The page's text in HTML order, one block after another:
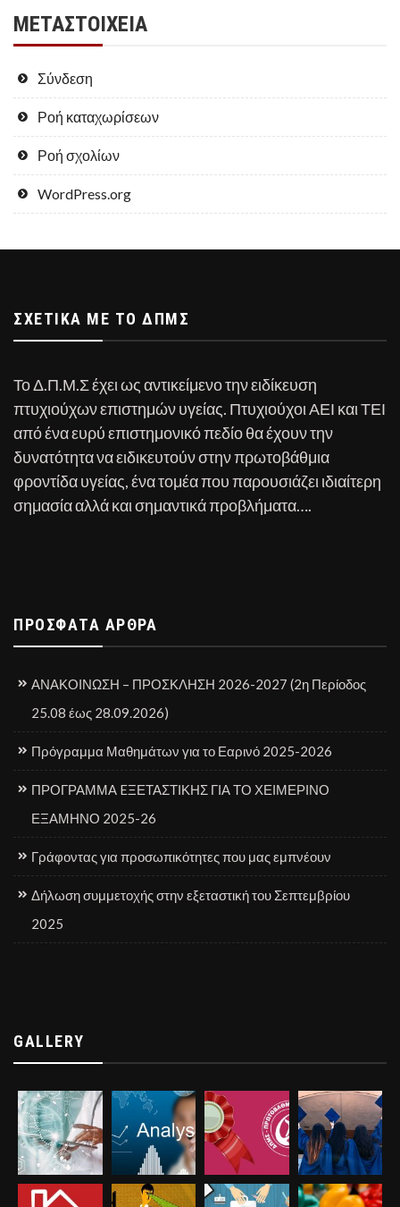
ΜΕΤΑΣΤΟΙΧΕΊΑ
Σύνδεση
Ροή καταχωρίσεων
Ροή σχολίων
WordPress.org
ΣΧΕΤΙΚΆ ΜΕ ΤΟ ΔΠΜΣ
Το Δ.Π.Μ.Σ έχει ως αντικείμενο την ειδίκευση
πτυχιούχων επιστημών υγείας. Πτυχιούχοι ΑΕΙ και ΤΕΙ
από ένα ευρύ επιστημονικό πεδίο θα έχουν την
δυνατότητα να ειδικευτούν στην πρωτοβάθμια
φροντίδα υγείας, ένα τομέα που παρουσιάζει ιδιαίτερη
σημασία αλλά και σημαντικά προβλήματα….
ΠΡΌΣΦΑΤΑ ΆΡΘΡΑ
ΑΝΑΚΟΙΝΩΣΗ – ΠΡΟΣΚΛΗΣΗ 2026-2027 (2η Περίοδος
25.08 έως 28.09.2026)
Πρόγραμμα Μαθημάτων για το Εαρινό 2025-2026
ΠΡΟΓΡΑΜΜΑ EΞΕΤΑΣΤΙΚΗΣ ΓΙΑ ΤΟ ΧΕΙΜΕΡΙΝΟ
ΕΞΑΜΗΝΟ 2025-26
Γράφοντας για προσωπικότητες που μας εμπνέουν
Δήλωση συμμετοχής στην εξεταστική του Σεπτεμβρίου
2025
GALLERY